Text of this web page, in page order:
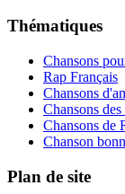
Thématiques
Chansons
Rap Français
Chansons
Chansons
Chansons de
Chanson
Plan de site